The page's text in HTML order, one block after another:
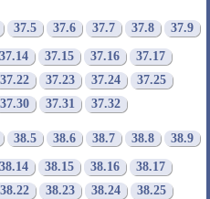
37.5 37.6 37.7 37.8 37.9
37.14 37.15 37.16
37.17
37.22 37.23 37.24
37.25
37.30 37.31 37.32
38.5 38.6 38.7 38.8 38.9
38.14 38.15 38.16
38.17
38.22 38.23 38.24
38.25